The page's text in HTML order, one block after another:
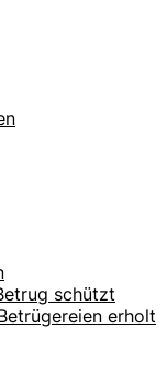
schützt
erholt